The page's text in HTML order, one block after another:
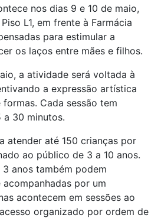
nos dias 9 e 10 de maio,
L1, em frente à Farmácia
para estimular a
os laços entre mães e filhos.
a atividade será voltada à
a expressão artística
Cada sessão tem
a 30 minutos.
atender até 150 crianças por
ao público de 3 a 10 anos.
anos também podem
por um
acontecem em sessões ao
organizado por ordem de